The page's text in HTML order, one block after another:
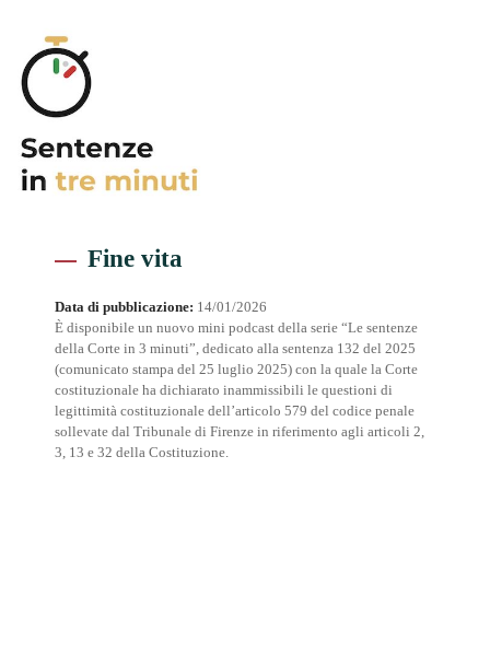
Fine vita
Data di pubblicazione: 14/01/2026
È disponibile un nuovo mini podcast della serie “Le sentenze
della Corte in 3 minuti”, dedicato alla sentenza 132 del 2025
(comunicato stampa del 25 luglio 2025) con la quale la Corte
costituzionale ha dichiarato inammissibili le questioni di
legittimità costituzionale dell’articolo 579 del codice penale
sollevate dal Tribunale di Firenze in riferimento agli articoli 2,
3, 13 e 32 della Costituzione.